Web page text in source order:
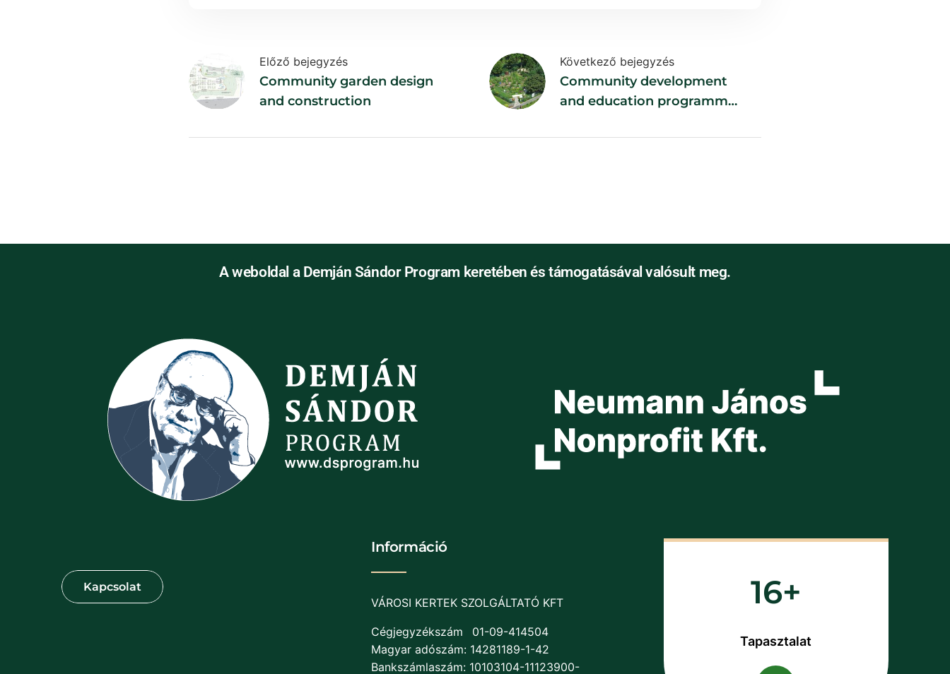
Előző bejegyzés
Community garden design
and construction
Következő bejegyzés
Community development
and education programmes
A weboldal a Demján Sándor Program keretében és támogatásával valósult meg.
Információ
VÁROSI KERTEK SZOLGÁLTATÓ KFT
Cégjegyzékszám
01-09-414504
Magyar adószám: 14281189-1-42
Bankszámlaszám: 10103104-11123900-
16
Tapasztalat